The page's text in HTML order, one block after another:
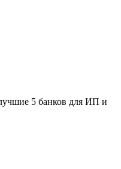
5 банков для ИП и